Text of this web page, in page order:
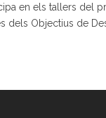
en els tallers del
dels Objectius de